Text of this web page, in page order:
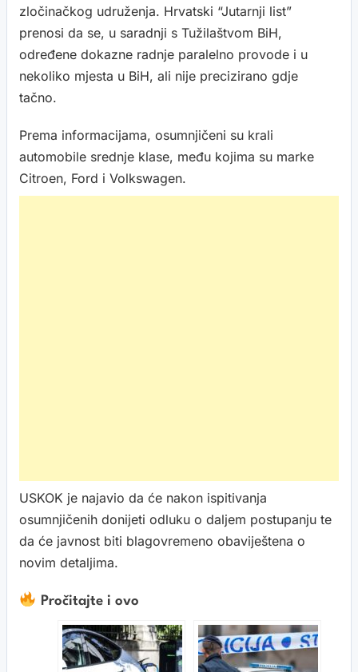
zločinačkog udruženja. Hrvatski “Jutarnji list”
prenosi da se, u saradnji s Tužilaštvom BiH,
određene dokazne radnje paralelno provode i u
nekoliko mjesta u BiH, ali nije precizirano gdje
tačno.
Prema informacijama, osumnjičeni su krali
automobile srednje klase, među kojima su marke
Citroen, Ford i Volkswagen.
USKOK je najavio da će nakon ispitivanja
osumnjičenih donijeti odluku o daljem postupanju te
da će javnost biti blagovremeno obaviještena o
novim detaljima.
Pročitajte i ovo